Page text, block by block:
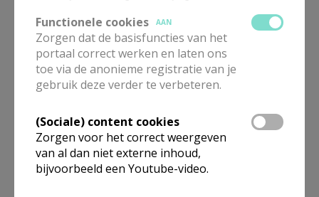
In deze kerk vinden geen weekendvieringen plaats. Via de
onderstaande lijst kan je het aanbod van kerken in de buurt
raadplegen.
Functionele cookies
AAN
Zorgen dat de basisfuncties van het
portaal correct werken en laten ons
toe via de anonieme registratie van je
gebruik deze verder te verbeteren.
(Sociale) content cookies
Zorgen voor het correct weergeven
van al dan niet externe inhoud,
bijvoorbeeld een Youtube-video.